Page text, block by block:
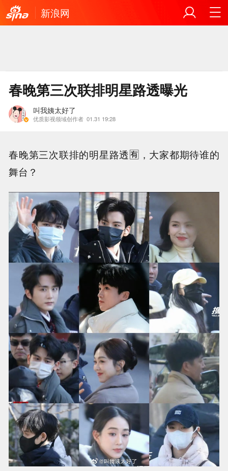
新浪网
春晚第三次联排明星路透曝光
叫我姨太好了
优质影视领域创作者 01.31 19:28
春晚第三次联排的明星路透🈶，大家都期待谁的
舞台？